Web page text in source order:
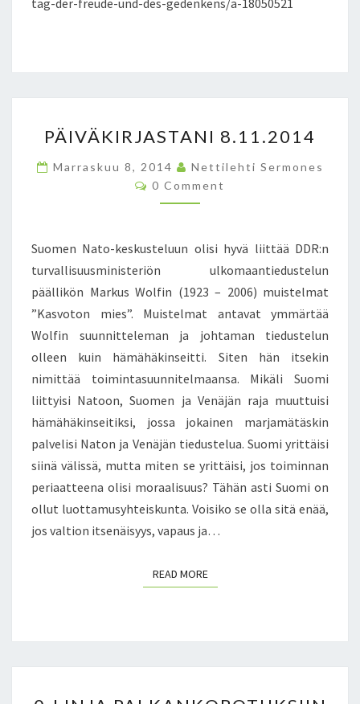
E
.
1
.
2
0
1
4
Ä
V
Ä
K
R
S
T
A
N
I
8
.
1
1
2
0
1
4
PÄIVÄKIRJASTANI 8.11.2014
Marraskuu 8, 2014
Nettilehti Sermones
C
O
N
T
S
0 Comment
Suomen Nato-keskusteluun olisi hyvä liittää DDR:n
turvallisuusministeriön ulkomaantiedustelun
päällikön Markus Wolfin (1923 – 2006) muistelmat
”Kasvoton mies”. Muistelmat antavat ymmärtää
Wolfin suunnitteleman ja johtaman tiedustelun
olleen kuin hämähäkinseitti. Siten hän itsekin
nimittää toimintasuunnitelmaansa. Mikäli Suomi
liittyisi Natoon, Suomen ja Venäjän raja muuttuisi
hämähäkinseitiksi, jossa jokainen marjamätäskin
palvelisi Naton ja Venäjän tiedustelua. Suomi yrittäisi
siinä välissä, mutta miten se yrittäisi, jos toiminnan
periaatteena olisi moraalisuus? Tähän asti Suomi on
ollut luottamusyhteiskunta. Voisiko se olla sitä enää,
jos valtion itsenäisyys, vapaus ja…
READ MOREREAD MORE